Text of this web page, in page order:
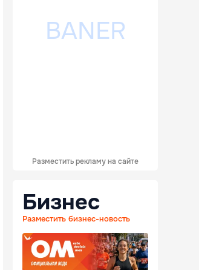
Разместить рекламу на сайте
Бизнес
Разместить бизнес-новость